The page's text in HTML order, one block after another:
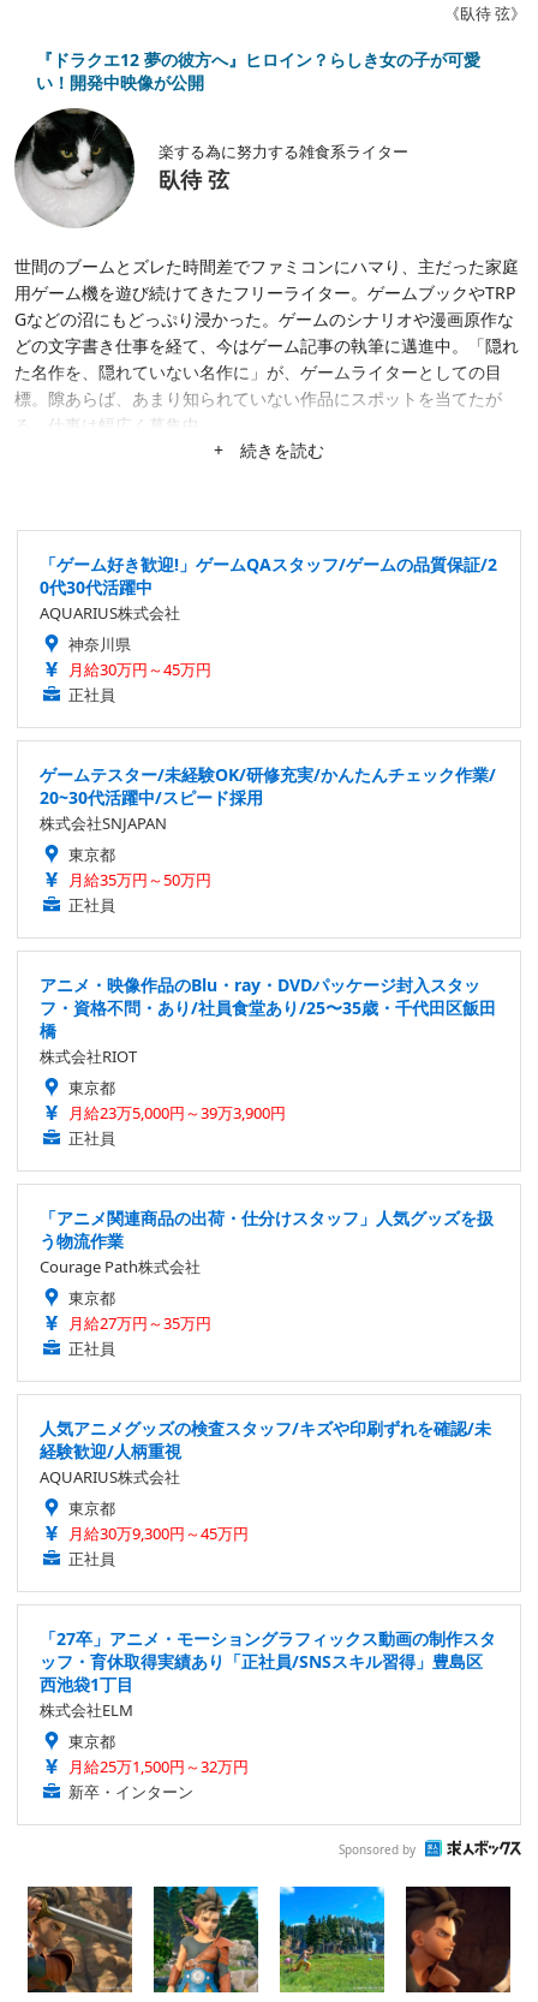
《臥待 弦》
『ドラクエ12 夢の彼方へ』ヒロイン？らしき女の子が可愛
い！開発中映像が公開
楽する為に努力する雑食系ライター
臥待 弦
世間のブームとズレた時間差でファミコンにハマり、主だった家庭
用ゲーム機を遊び続けてきたフリーライター。ゲームブックやTRP
Gなどの沼にもどっぷり浸かった。ゲームのシナリオや漫画原作な
どの文字書き仕事を経て、今はゲーム記事の執筆に邁進中。「隠れ
た名作を、隠れていない名作に」が、ゲームライターとしての目
標。隙あらば、あまり知られていない作品にスポットを当てたが
る。仕事は幅広く募集中。
+ 続きを読む
「ゲーム好き歓迎!」ゲームQAスタッフ/ゲームの品質保証/2
0代30代活躍中
AQUARIUS株式会社
神奈川県
月給30万円～45万円
正社員
ゲームテスター/未経験OK/研修充実/かんたんチェック作業/
20~30代活躍中/スピード採用
株式会社SNJAPAN
東京都
月給35万円～50万円
正社員
アニメ・映像作品のBlu・ray・DVDパッケージ封入スタッ
フ・資格不問・あり/社員食堂あり/25〜35歳・千代田区飯田
橋
株式会社RIOT
東京都
月給23万5,000円～39万3,900円
正社員
「アニメ関連商品の出荷・仕分けスタッフ」人気グッズを扱
う物流作業
Courage Path株式会社
東京都
月給27万円～35万円
正社員
人気アニメグッズの検査スタッフ/キズや印刷ずれを確認/未
経験歓迎/人柄重視
AQUARIUS株式会社
東京都
月給30万9,300円～45万円
正社員
「27卒」アニメ・モーショングラフィックス動画の制作スタ
ッフ・育休取得実績あり「正社員/SNSスキル習得」豊島区
西池袋1丁目
株式会社ELM
東京都
月給25万1,500円～32万円
新卒・インターン
Sponsored by